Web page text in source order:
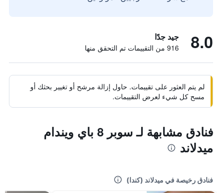
8.0 جيد جدًا
916 من التقييمات تم التحقق منها
لم يتم العثور على تقييمات. حاول إزالة مرشح أو تغيير بحثك أو
مسح كل شيء لعرض التقييمات.
فنادق مشابهة لـ سوبر 8 باي ويندام
ميدلاند
فنادق رخيصة في ميدلاند (كندا)